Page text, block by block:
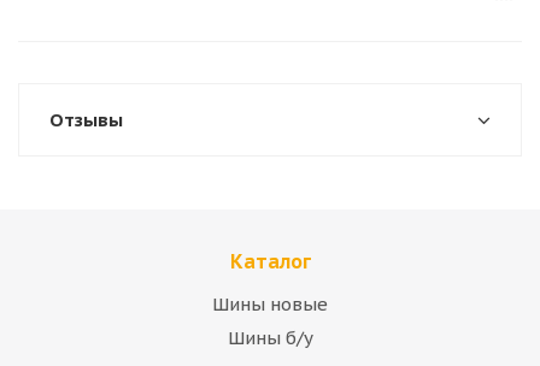
Отзывы
Каталог
Шины новые
Шины б/у